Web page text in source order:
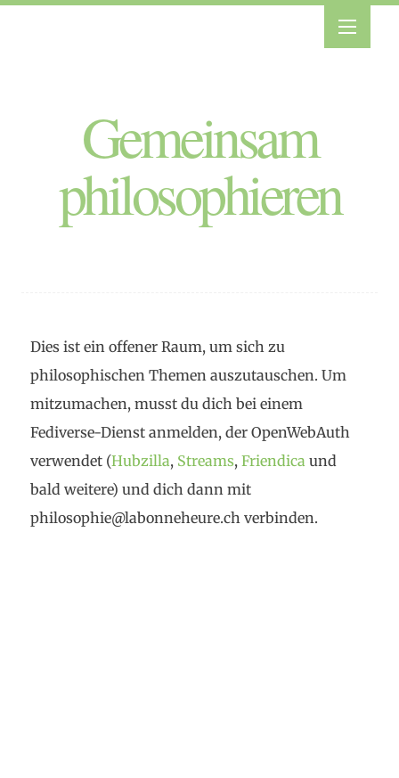
Gemeinsam
philosophieren
Dies ist ein offener Raum, um sich zu
philosophischen Themen auszutauschen. Um
mitzumachen, musst du dich bei einem
Fediverse-Dienst anmelden, der OpenWebAuth
verwendet (Hubzilla, Streams, Friendica und
bald weitere) und dich dann mit
philosophie@labonneheure.ch verbinden.